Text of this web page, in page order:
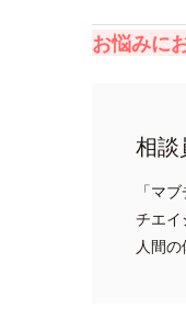
お悩みに
相
「マ
チエイ
人間